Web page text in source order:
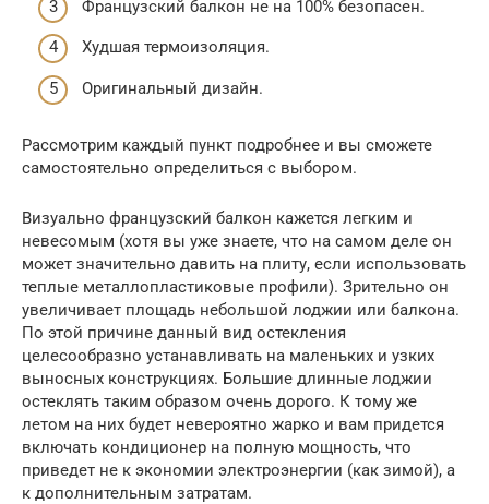
Французский балкон не на 100% безопасен.
Худшая термоизоляция.
Оригинальный дизайн.
Рассмотрим каждый пункт подробнее и вы сможете
самостоятельно определиться с выбором.
Визуально французский балкон кажется легким и
невесомым (хотя вы уже знаете, что на самом деле он
может значительно давить на плиту, если использовать
теплые металлопластиковые профили). Зрительно он
увеличивает площадь небольшой лоджии или балкона.
По этой причине данный вид остекления
целесообразно устанавливать на маленьких и узких
выносных конструкциях. Большие длинные лоджии
остеклять таким образом очень дорого. К тому же
летом на них будет невероятно жарко и вам придется
включать кондиционер на полную мощность, что
приведет не к экономии электроэнергии (как зимой), а
к дополнительным затратам.